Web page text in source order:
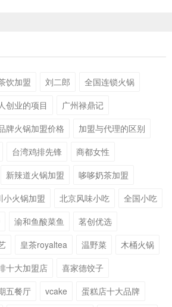
饮加盟 刘二郎
全国连锁火锅
创业的项目
广州禄鼎记
牌火锅加盟价格
加盟与代理的区别
台湾鸡排先锋
商都女性
新辣道火锅加盟
哆哆奶茶加盟
小火锅加盟 北京风味小吃
全国小吃
渝和鱼酸菜鱼
茗创优选
皇茶royaltea 温野菜
木桶火锅
十大加盟店
喜家德饺子
五餐厅 vcake
蛋糕店十大品牌